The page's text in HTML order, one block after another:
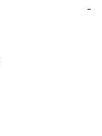
−